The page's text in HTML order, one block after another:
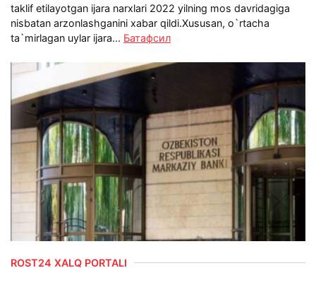
taklif etilayotgan ijara narxlari 2022 yilning mos davridagiga
nisbatan arzonlashganini xabar qildi.Xususan, o`rtacha
ta`mirlagan uylar ijara... Батафсил
ROST24 XALQ PORTALI